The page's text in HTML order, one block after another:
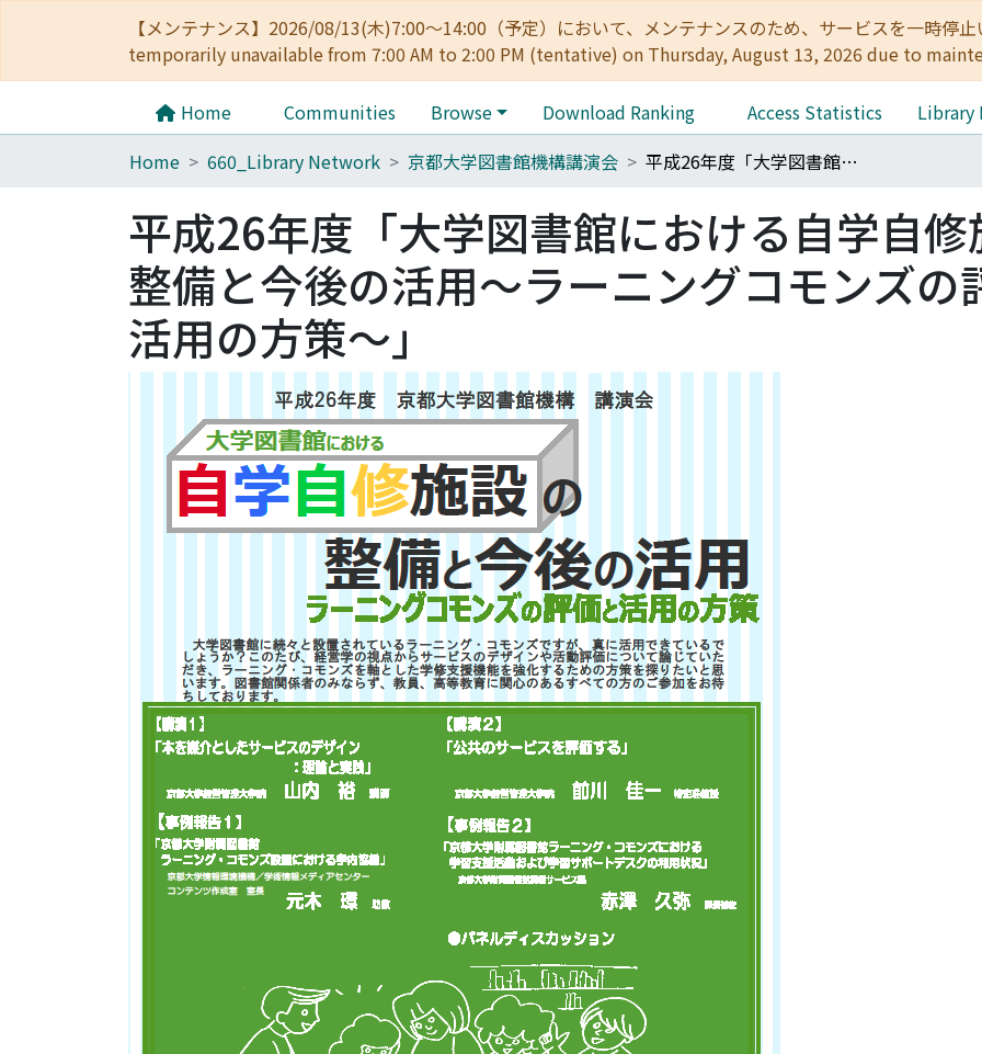
【メンテナンス】2026/08/13(木)7:00～14:00（予定）において、メンテナンスのため、サービスを一時
temporarily unavailable from 7:00 AM to 2:00 PM (tentative) on Thursday, August 13, 2026 due to
Home Communities Browse Download Ranking Access Statistics
Library
Home
660_Library Network 京都大学図書館機構講演会 平成26年度「大学図書館における自学自修施設の整備と今後の活用～ラーニングコモンズの評価と活用の方策～」
平成26年度「大学図書館における自学自修
整備と今後の活用～ラーニングコモンズの
活用の方策～」